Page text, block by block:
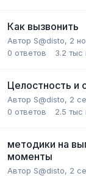
Как вызвонить
Автор S@disto, 2
0 ответов 3.2 тыс
Целостность и
Автор S@disto, 2
0 ответов 2.5 тыс
методики на
моменты
Автор S@disto, 2